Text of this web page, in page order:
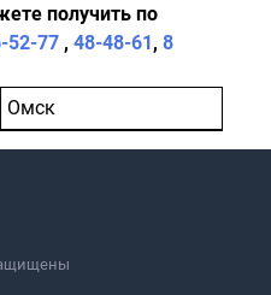
получить по
52-77 , 48-48-61, 8
Омск